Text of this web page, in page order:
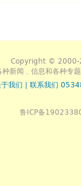
Copyright © 2000-
新闻﹑信息和各种专
于我们 联系我们
鲁ICP备